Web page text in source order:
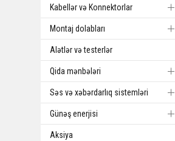
Kabellər və Konnektorlar
Montaj dolabları
Alətlər və testerlər
Qida mənbələri
Səs və xəbərdarlıq sistemləri
Günəş enerjisi
Aksiya